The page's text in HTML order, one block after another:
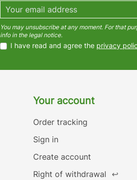
You may unsubscribe at any moment. For that
info in the legal notice.
I have read and agree the privacy
Your account
Order tracking
Sign in
Create account
Right of withdrawal
↩